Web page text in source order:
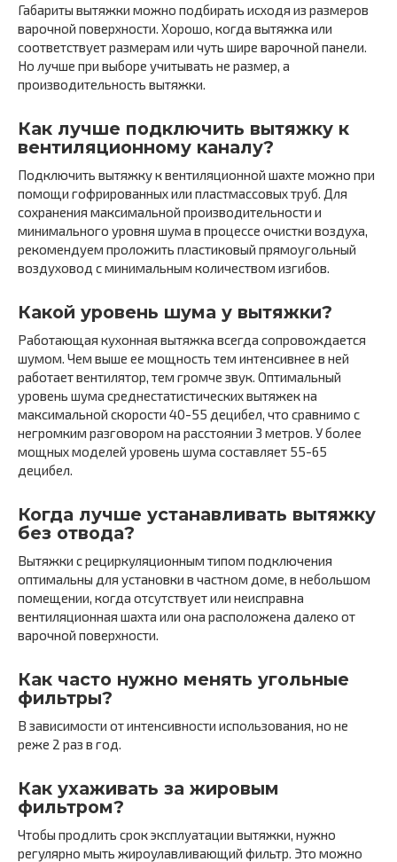
Габариты вытяжки можно подбирать исходя из размеров
варочной поверхности. Хорошо, когда вытяжка или
соответствует размерам или чуть шире варочной панели.
Но лучше при выборе учитывать не размер, а
производительность вытяжки.
Как лучше подключить вытяжку к
вентиляционному каналу?
Подключить вытяжку к вентиляционной шахте можно при
помощи гофрированных или пластмассовых труб. Для
сохранения максимальной производительности и
минимального уровня шума в процессе очистки воздуха,
рекомендуем проложить пластиковый прямоугольный
воздуховод с минимальным количеством изгибов.
Какой уровень шума у вытяжки?
Работающая кухонная вытяжка всегда сопровождается
шумом. Чем выше ее мощность тем интенсивнее в ней
работает вентилятор, тем громче звук. Оптимальный
уровень шума среднестатистических вытяжек на
максимальной скорости 40-55 децибел, что сравнимо с
негромким разговором на расстоянии 3 метров. У более
мощных моделей уровень шума составляет 55-65
децибел.
Когда лучше устанавливать вытяжку
без отвода?
Вытяжки с рециркуляционным типом подключения
оптимальны для установки в частном доме, в небольшом
помещении, когда отсутствует или неисправна
вентиляционная шахта или она расположена далеко от
варочной поверхности.
Как часто нужно менять угольные
фильтры?
В зависимости от интенсивности использования, но не
реже 2 раз в год.
Как ухаживать за жировым
фильтром?
Чтобы продлить срок эксплуатации вытяжки, нужно
регулярно мыть жироулавливающий фильтр. Это можно